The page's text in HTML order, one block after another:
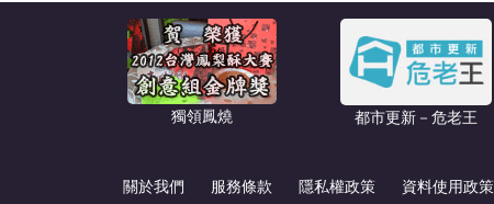
獨領鳳燒 都市更新－危老王
關於我們 服務條款 隱私權政策 資料使用政策